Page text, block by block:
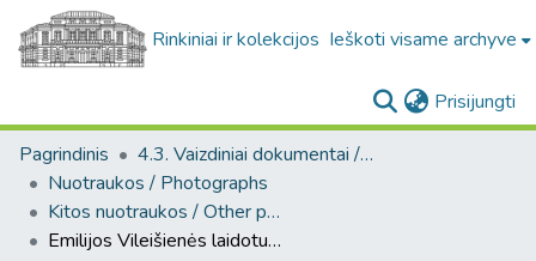
Rinkiniai ir kolekcijos Ieškoti visame archyve
Prisijungti
Pagrindinis
4.3. Vaizdiniai dokumentai / Visual documents
Nuotraukos / Photographs
Kitos nuotraukos / Other photos
Emilijos Vileišienės laidotuvės : [1935 m. rugpjūčio 26 d., Vilniuje]